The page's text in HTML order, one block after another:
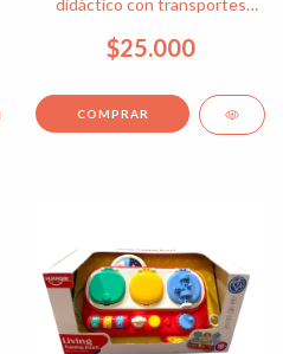
$25.000